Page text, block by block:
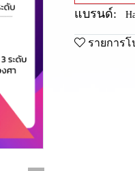
แบรนด์:
รายการโ